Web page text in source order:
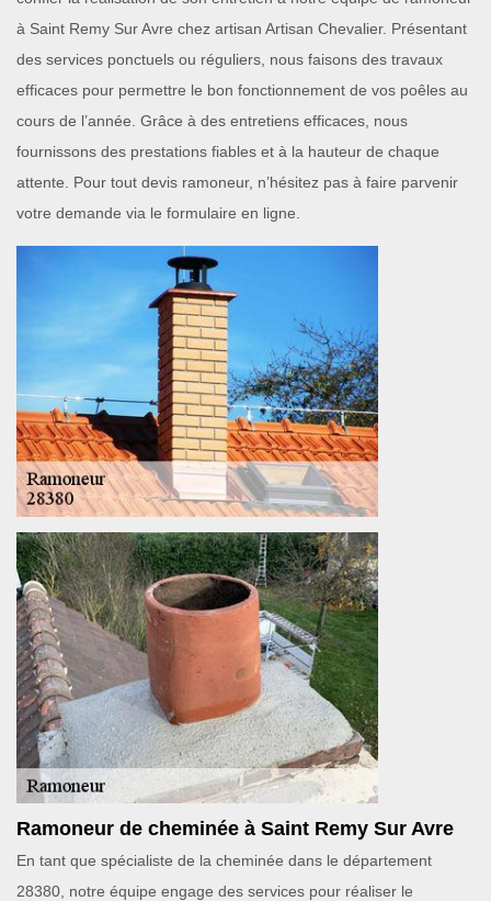
à Saint Remy Sur Avre chez artisan Artisan Chevalier. Présentant
des services ponctuels ou réguliers, nous faisons des travaux
efficaces pour permettre le bon fonctionnement de vos poêles au
cours de l’année. Grâce à des entretiens efficaces, nous
fournissons des prestations fiables et à la hauteur de chaque
attente. Pour tout devis ramoneur, n’hésitez pas à faire parvenir
votre demande via le formulaire en ligne.
Ramoneur de cheminée à Saint Remy Sur Avre
En tant que spécialiste de la cheminée dans le département
28380, notre équipe engage des services pour réaliser le